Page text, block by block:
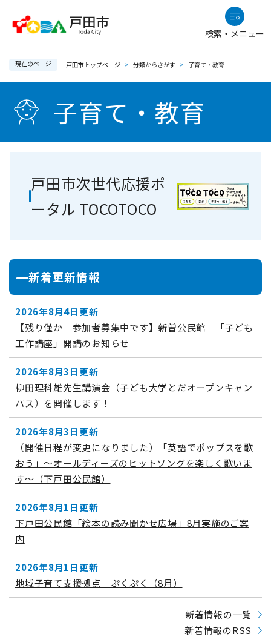
頭
検索・メニュー
現在のページ 戸田市トップページ > 分類からさがす > 子育て・教育
子育て・教育
戸田市次世代応援ポ
ータル TOCOTOCO
新着更新情報
2026年8月4日更新
【残り僅か 参加者募集中です】新曽公民館 「子ども
工作講座」開講のお知らせ
2026年8月3日更新
柳田理科雄先生講演会（子ども大学とだオープンキャン
パス）を開催します！
2026年8月3日更新
（開催日程が変更になりました）「英語でポップスを歌
おう」～オールディーズのヒットソングを楽しく歌いま
す～（下戸田公民館）
2026年8月1日更新
下戸田公民館「絵本の読み聞かせ広場」8月実施のご案
内
2026年8月1日更新
地域子育て支援拠点 ぷくぷく（8月）
新着情報の一覧
新着情報のRSS